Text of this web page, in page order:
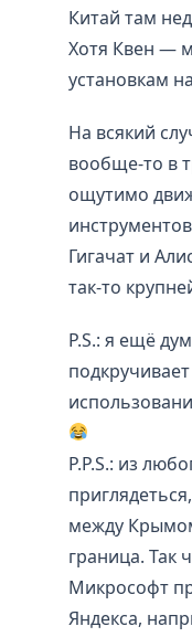
Китай там
Хотя Квен —
установкам
На всякий
вообще-то в
ощутимо
Гигачат и
так-то
P.S.: я ещё
P.P.S.: из
между
граница. Так
Микрософт
Яндекса,